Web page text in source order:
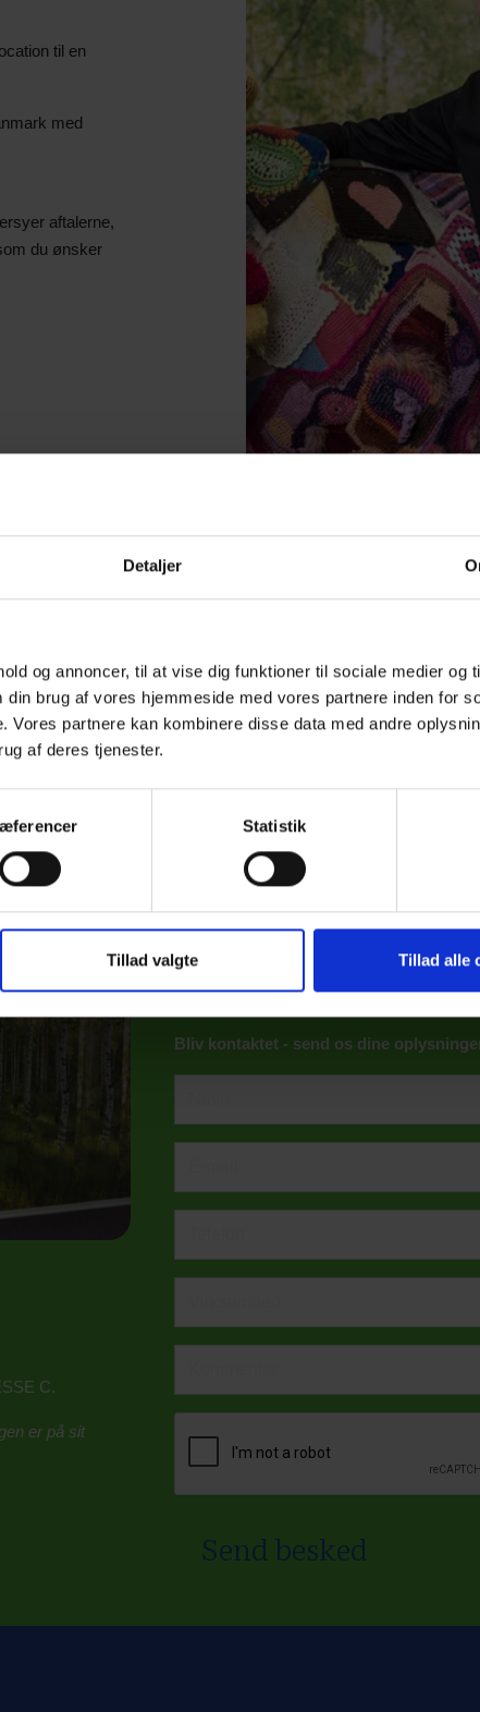
Detaljer
og annoncer, til at vise dig funktioner til sociale medier og
brug af vores hjemmeside med vores partnere inden for
Vores partnere kan kombinere disse data med andre
af deres tjenester.
Statistik
Tillad valgte Tillad alle
til en
med
aftalerne,
du ønsker
1.960 personer
C
1.000+ personer
C.
er på sit
Vi har også
til dit
Bliv kontaktet - send os dine
Send besked